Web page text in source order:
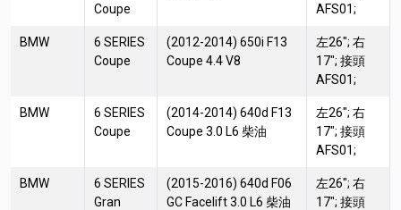
Coupe
AFS01;
BMW
6 SERIES
Coupe
(2012-2014) 650i F13
Coupe 4.4 V8
左26"; 右
17"; 接頭
AFS01;
BMW
6 SERIES
Coupe
(2014-2014) 640d F13
Coupe 3.0 L6 柴油
左26"; 右
17"; 接頭
AFS01;
BMW
6 SERIES
Gran
(2015-2016) 640d F06
GC Facelift 3.0 L6 柴油
左26"; 右
17"; 接頭